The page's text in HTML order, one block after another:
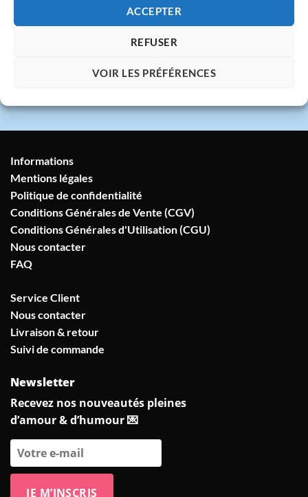
ACCEPTER
REFUSER
VOIR LES PRÉFÉRENCES
Marseille
💬
Service client humain
Informations
Mentions légales
Politique de confidentialité
Conditions Générales de Vente (CGV)
Conditions Générales d'Utilisation (CGU)
Nous contacter
FAQ
Service Client
Nous contacter
Livraison & retour
Suivi de commande
Newsletter
Recevez nos nouveautés pleines
d’amour & d’humour 💌